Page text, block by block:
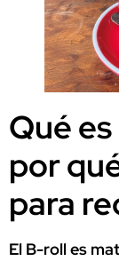
Qué
por
para
El B-roll es